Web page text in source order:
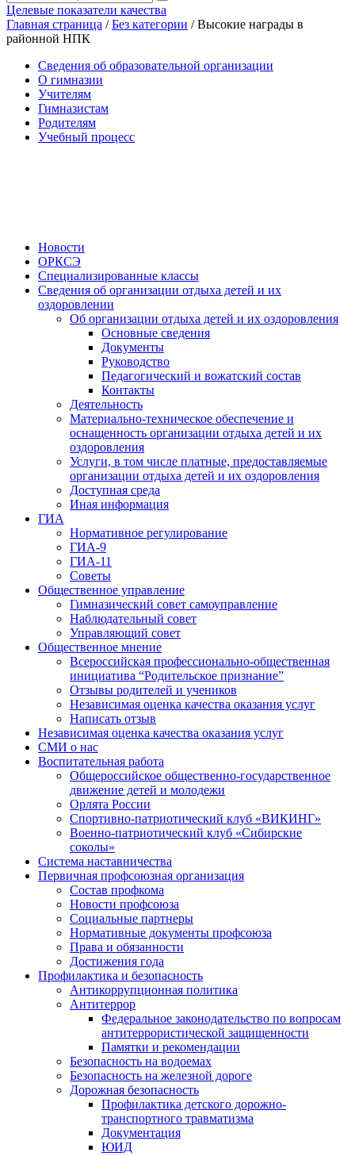
Целевые показатели качества
Главная страница /Без категории /Высокие награды в
районной НПК
Сведения об образовательной организации
О гимназии
Учителям
Гимназистам
Родителям
Учебный процесс
Новости
ОРКСЭ
Специализированные классы
Сведения об организации отдыха детей и их
оздоровлении
Об организации отдыха детей и их оздоровления
Основные сведения
Документы
Руководство
Педагогический и вожатский состав
Контакты
Деятельность
Материально-техническое обеспечение и
оснащенность организации отдыха детей и их
оздоровления
Услуги, в том числе платные, предоставляемые
организации отдыха детей и их оздоровления
Доступная среда
Иная информация
ГИА
Нормативное регулирование
ГИА-9
ГИА-11
Советы
Общественное управление
Гимназический совет самоуправление
Наблюдательный совет
Управляющий совет
Общественное мнение
Всероссийская профессионально-общественная
инициатива “Родительское признание”
Отзывы родителей и учеников
Независимая оценка качества оказания услуг
Написать отзыв
Независимая оценка качества оказания услуг
СМИ о нас
Воспитательная работа
Общероссийское общественно-государственное
движение детей и молодежи
Орлята России
Спортивно-патриотический клуб «ВИКИНГ»
Военно-патриотический клуб «Сибирские
соколы»
Система наставничества
Первичная профсоюзная организация
Состав профкома
Новости профсоюза
Социальные партнеры
Нормативные документы профсоюза
Права и обязанности
Достижения года
Профилактика и безопасность
Антикоррупционная политика
Антитеррор
Федеральное законодательство по вопросам
антитеррористической защищенности
Памятки и рекомендации
Безопасность на водоемах
Безопасность на железной дороге
Дорожная безопасность
Профилактика детского дорожно-
транспортного травматизма
Документация
ЮИД